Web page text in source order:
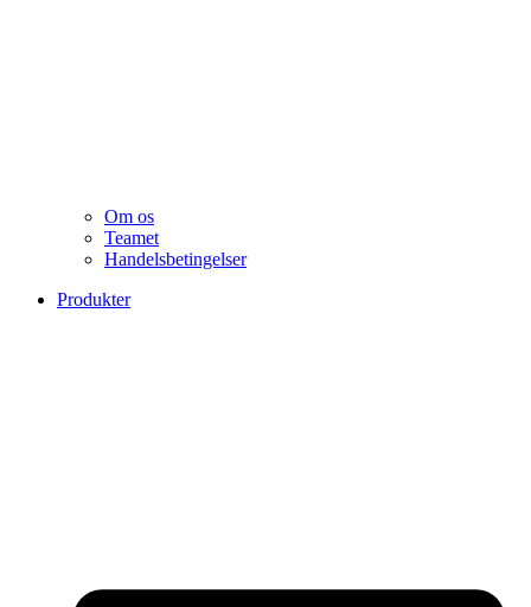
Om os
Teamet
Handelsbetingelser
Produkter